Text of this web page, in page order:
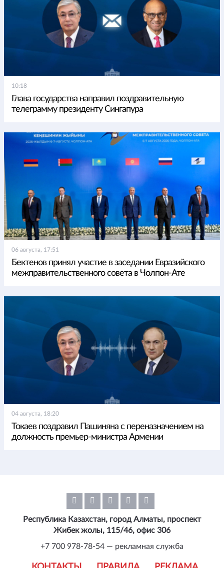
10:18
Глава государства направил поздравительную
телеграмму президенту Сингапура
06 августа, 17:51
Бектенов принял участие в заседании Евразийского
межправительственного совета в Чолпон-Ате
04 августа, 18:20
Токаев поздравил Пашиняна с переназначением на
должность премьер-министра Армении
Республика Казахстан, город Алматы, проспект
Жибек жолы, 115/46, офис 306
+7 700 978-78-54 — рекламная служба